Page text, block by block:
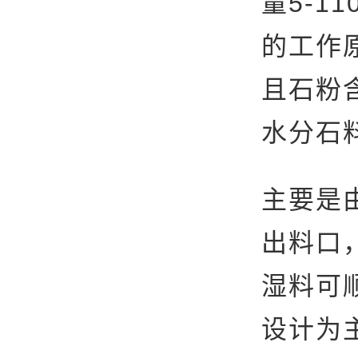
的工作
且石粉
水分石
主要是
出料口
湿料可
设计为